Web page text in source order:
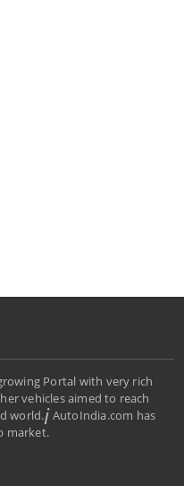
Portal with very rich
vehicles aimed to reach
world.iAutoIndia.com has
market.